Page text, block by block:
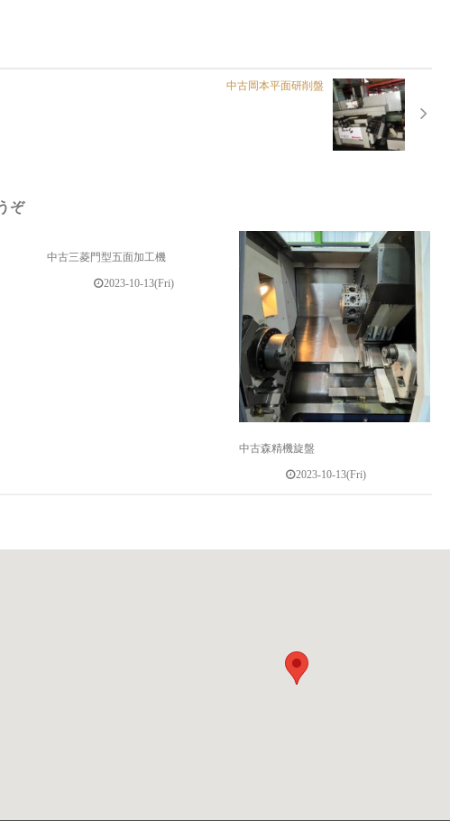
中古岡本平面研削盤
ぞ
中古三菱門型五面加工機
2023-10-13(Fri)
中古森精機旋盤
2023-10-13(Fri)